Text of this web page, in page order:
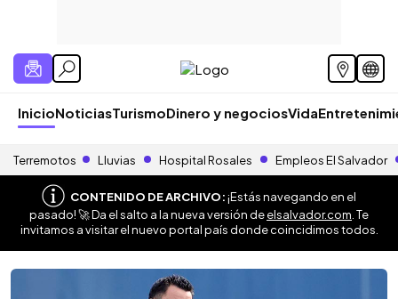
InicioNoticiasTurismoDinero y negociosVida
Terremotos Lluvias Hospital Rosales Empleos El Salvador
CONTENIDO DE ARCHIVO:¡Estás navegando en el
pasado! 🚀 Da el salto a la nueva versión deelsalvador.com . Te
invitamos a visitar el nuevo portal país donde coincidimos todos.